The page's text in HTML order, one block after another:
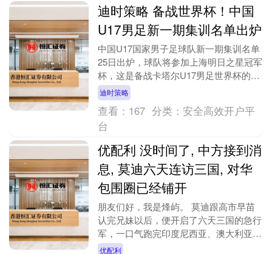
迪时策略 备战世界杯！中国
U17男足新一期集训名单出炉
中国U17国家男子足球队新一期集训名单
25日出炉，球队将参加上海明日之星冠军
杯，这是备战卡塔尔U17男足世界杯的重
要练兵赛事。 中国足协发布的公告称，
为全力做好....
迪时策略
查看： 167 分类：安全高效开户平
台
优配利 没时间了, 中方接到消
息, 莫迪六天连访三国, 对华
包围圈已经铺开
朋友们好，我是烽屿。 莫迪跟高市早苗
认完兄妹以后，便开启了六天三国的急行
军，一口气跑完印度尼西亚、澳大利亚和
新西兰。 从导弹出口到铀矿供应，从海
优配利